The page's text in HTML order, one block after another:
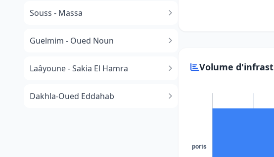
Souss - Massa
​Guelmim - Oued Noun
Laâyoune - Sakia El Hamra
Dakhla-Oued Eddahab
Volume